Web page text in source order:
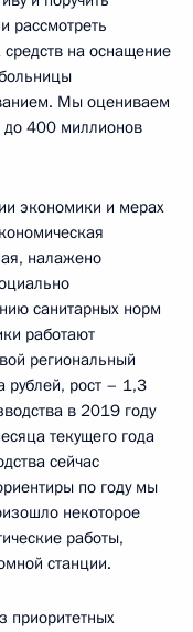
рассмотреть
на оснащение
Мы оцениваем
до 400 миллионов
экономики и мерах
налажено
санитарных норм
работают
региональный
рублей, рост – 1,3
в 2019 году
текущего года
сейчас
по году мы
некоторое
работы,
станции.
приоритетных